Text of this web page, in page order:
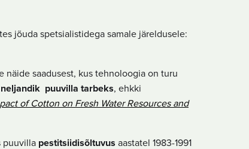
jõuda spetsialistidega samale järeldusele:
näide saadusest, kus tehnoloogia on turu
puuvilla tarbeks, ehkki
of Cotton on Fresh Water Resources and
puuvilla pestitsiidisõltuvus aastatel 1983-1991